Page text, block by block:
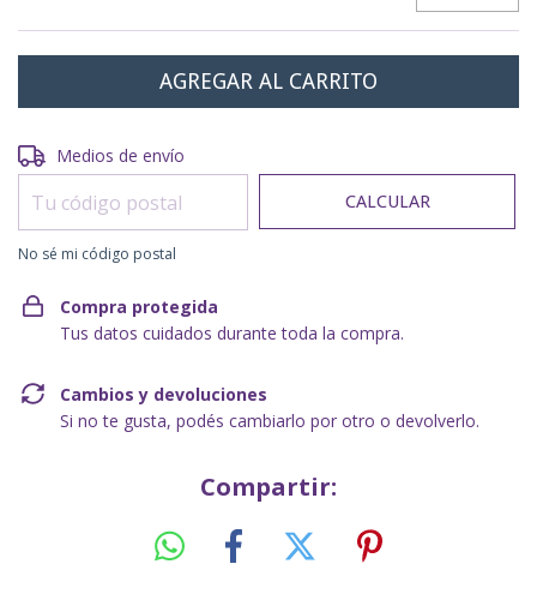
Entregas para el CP:
Medios de envío
CALCULAR
No sé mi código postal
Compra protegida
Tus datos cuidados durante toda la compra.
Cambios y devoluciones
Si no te gusta, podés cambiarlo por otro o devolverlo.
Compartir: